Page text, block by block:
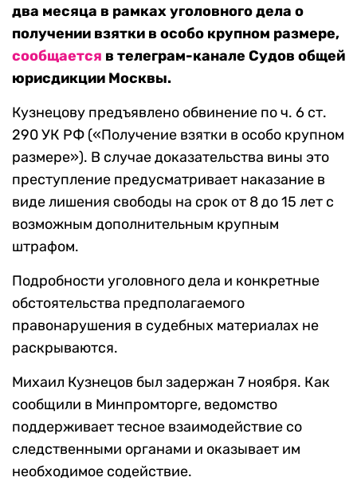
два месяца в рамках уголовного дела о
получении взятки в особо крупном размере,
сообщается в телеграм-канале Судов общей
юрисдикции Москвы.
Кузнецову предъявлено обвинение по ч. 6 ст.
290 УК РФ («Получение взятки в особо крупном
размере»). В случае доказательства вины это
преступление предусматривает наказание в
виде лишения свободы на срок от 8 до 15 лет с
возможным дополнительным крупным
штрафом.
Подробности уголовного дела и конкретные
обстоятельства предполагаемого
правонарушения в судебных материалах не
раскрываются.
Михаил Кузнецов был задержан 7 ноября. Как
сообщили в Минпромторге, ведомство
поддерживает тесное взаимодействие со
следственными органами и оказывает им
необходимое содействие.